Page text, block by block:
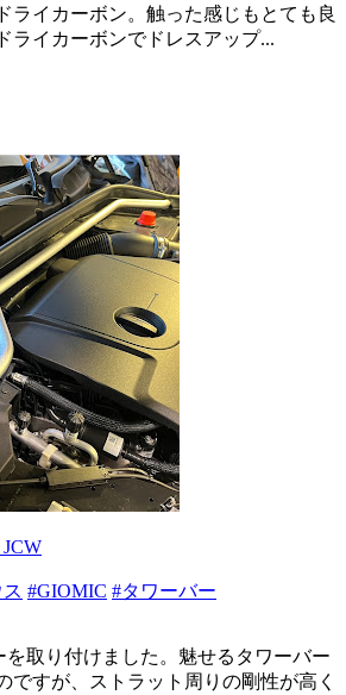
ライカーボン。触った感じもとても良
ライカーボンでドレスアップ...
#GIOMIC #タワーバー
取り付けました。魅せるタワーバー
ですが、ストラット周りの剛性が高く